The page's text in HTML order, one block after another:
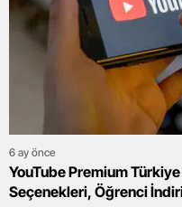
6 ay önce
YouTube Premium
Seçenekleri, Öğrenci